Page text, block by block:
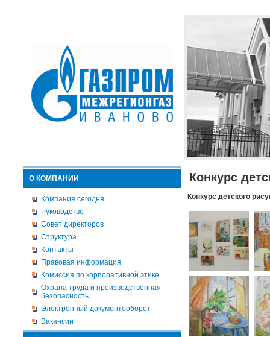
О КОМПАНИИ
Компания сегодня
Руководство
Совет директоров
Структура
Контакты
Правовая информация
Комиссия по корпоративной этике
Охрана труда и производственная
безопасность
Электронный документооборот
Вакансии
Конкурс
Конкурс детского